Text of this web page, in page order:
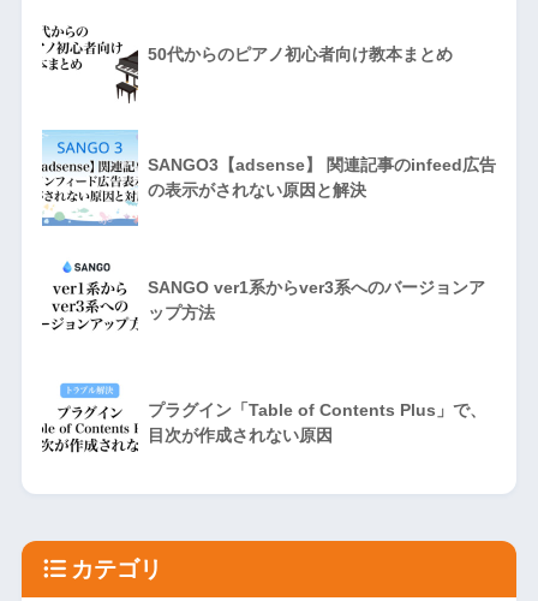
50代からのピアノ初心者向け教本まとめ
SANGO3【adsense】 関連記事のinfeed広告
の表示がされない原因と解決
SANGO ver1系からver3系へのバージョンア
ップ方法
プラグイン「Table of Contents Plus」で、
目次が作成されない原因
カテゴリ